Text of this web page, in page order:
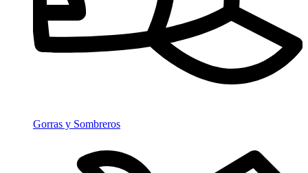
Gorras y Sombreros